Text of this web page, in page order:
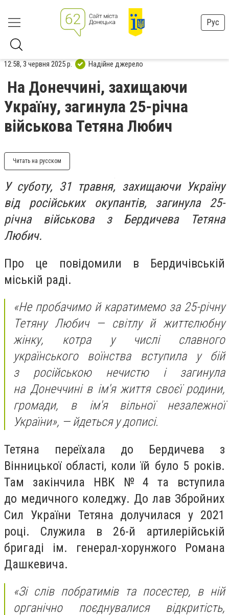
Рус
12:58, 3 червня 2025 р. Надійне джерело
На Донеччині, захищаючи
Україну, загинула 25-річна
військова Тетяна Любич
Читать на русском
У суботу, 31 травня, захищаючи Україну
від російських окупантів, загинула 25-
річна військова з Бердичева Тетяна
Любич.
Про це повідомили в Бердичівській
міській раді.
«Не пробачимо й каратимемо за 25-річну
Тетяну Любич — світлу й життєлюбну
жінку, котра у числі славного
українського воїнства вступила у бій
з російською нечистю і загинула
на Донеччині в ім'я життя своєї родини,
громади, в ім'я вільної незалежної
України», — йдеться у дописі.
Тетяна переїхала до Бердичева з
Вінницької області, коли їй було 5 років.
Там закінчила НВК № 4 та вступила
до медичного коледжу. До лав Збройних
Сил України Тетяна долучилася у 2021
році. Служила в 26-й артилерійській
бригаді ім. генерал-хорунжого Романа
Дашкевича.
«Зі слів побратимів та посестер, в ній
органічно поєднувалися відкритість,